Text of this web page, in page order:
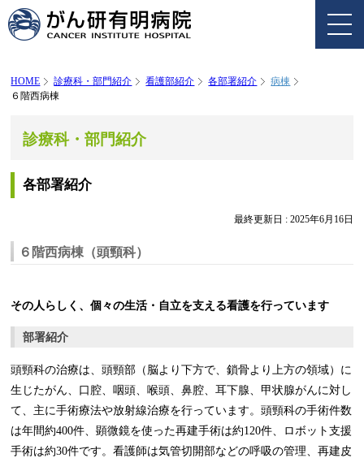
HOME 診療科・部門紹介 看護部紹介 各部署紹介
病棟
６階西病棟
診療科・部門紹介
各部署紹介
最終更新日 : 2025年6月16日
６階西病棟（頭頸科）
その人らしく、個々の生活・自立を支える看護を行っています
部署紹介
頭頸科の治療は、頭頸部（脳より下方で、鎖骨より上方の領域）に
生じたがん、口腔、咽頭、喉頭、鼻腔、耳下腺、甲状腺がんに対し
て、主に手術療法や放射線治療を行っています。頭頸科の手術件数
は年間約400件、顕微鏡を使った再建手術は約120件、ロボット支援
手術は約30件です。看護師は気管切開部などの呼吸の管理、再建皮